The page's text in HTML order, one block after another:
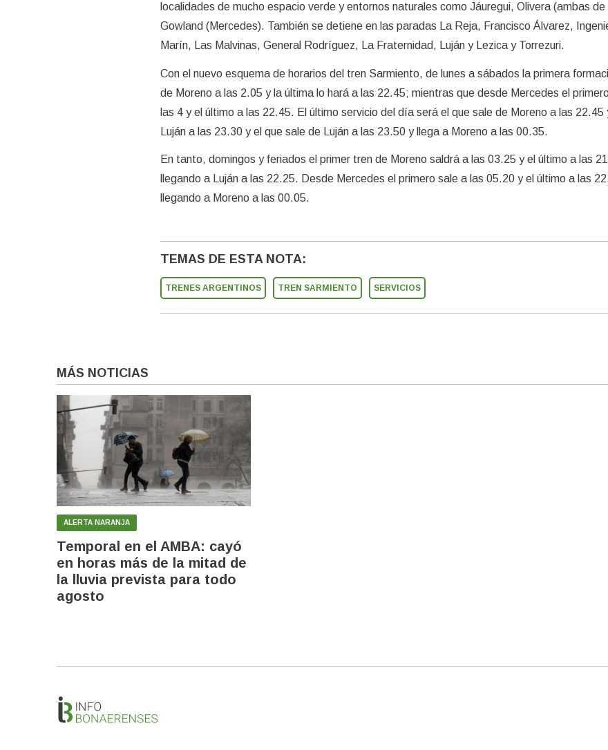
localidades de mucho espacio verde y entornos naturales como Jáuregui, Olivera (ambas de
Gowland (Mercedes). También se detiene en las paradas La Reja, Francisco Álvarez,
Marín, Las Malvinas, General Rodríguez, La Fraternidad, Luján y Lezica y Torrezuri.
Con el nuevo esquema de horarios del tren Sarmiento, de lunes a sábados la primera
de Moreno a las 2.05 y la última lo hará a las 22.45; mientras que desde Mercedes el
las 4 y el último a las 22.45. El último servicio del día será el que sale de Moreno a las 22.45
Luján a las 23.30 y el que sale de Luján a las 23.50 y llega a Moreno a las 00.35.
En tanto, domingos y feriados el primer tren de Moreno saldrá a las 03.25 y el último a las
llegando a Luján a las 22.25. Desde Mercedes el primero sale a las 05.20 y el último a las
llegando a Moreno a las 00.05.
TEMAS DE ESTA NOTA:
TRENES ARGENTINOS TREN SARMIENTO SERVICIOS
MÁS NOTICIAS
ALERTA NARANJA
Temporal en el AMBA: cayó
en horas más de la mitad de
la lluvia prevista para todo
agosto